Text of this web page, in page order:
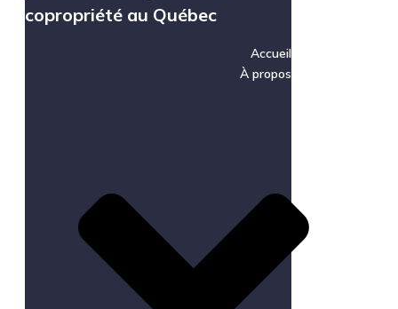
copropriété au Québec
Accueil
À propos